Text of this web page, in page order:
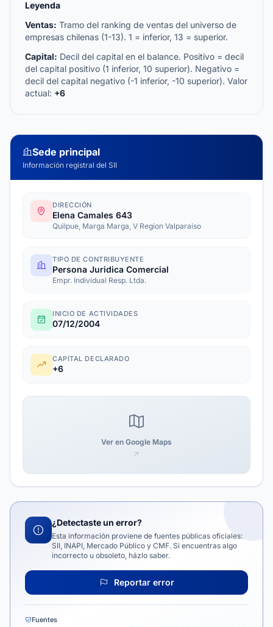
Leyenda
Ventas: Tramo del ranking de ventas del universo de
empresas chilenas (1-13). 1 = inferior, 13 = superior.
Capital: Decil del capital en el balance. Positivo = decil
del capital positivo (1 inferior, 10 superior). Negativo =
decil del capital negativo (-1 inferior, -10 superior). Valor
actual: +6
Sede principal
Información registral del SII
DIRECCIÓN
Elena Camales 643
Quilpue, Marga Marga, V Region Valparaiso
TIPO DE CONTRIBUYENTE
Persona Juridica Comercial
Empr. Individual Resp. Ltda.
INICIO DE ACTIVIDADES
07/12/2004
CAPITAL DECLARADO
+6
Ver en Google Maps
¿Detectaste un error?
Esta información proviene de fuentes públicas oficiales:
SII, INAPI, Mercado Público y CMF. Si encuentras algo
incorrecto u obsoleto, házlo saber.
Reportar error
Fuentes